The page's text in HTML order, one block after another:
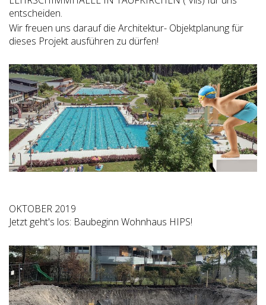
entscheiden.
Wir freuen uns darauf die Architektur- Objektplanung für
dieses Projekt ausführen zu dürfen!
OKTOBER 2019
Jetzt geht's los: Baubeginn Wohnhaus HIPS!